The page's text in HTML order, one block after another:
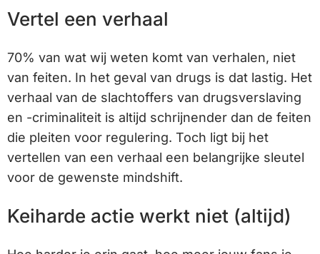
Vertel een verhaal
70% van wat wij weten komt van verhalen, niet
van feiten. In het geval van drugs is dat lastig. Het
verhaal van de slachtoffers van drugsverslaving
en -criminaliteit is altijd schrijnender dan de feiten
die pleiten voor regulering. Toch ligt bij het
vertellen van een verhaal een belangrijke sleutel
voor de gewenste mindshift.
Keiharde actie werkt niet (altijd)